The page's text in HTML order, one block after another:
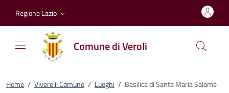
Regione Lazio
Comune di Veroli
Home / Vivere il Comune / Luoghi / Basilica di Santa Maria Salome